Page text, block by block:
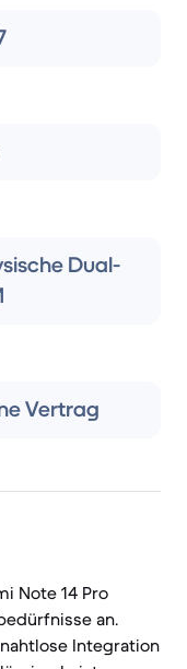
Dual-
Vertrag
Note 14 Pro
an.
Integration